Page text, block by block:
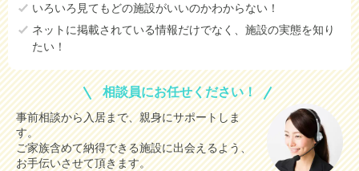
いろいろ見てもどの施設がいいのかわからない！
ネットに掲載されている情報だけでなく、施設の実態を知り
たい！
相談員にお任せください！
事前相談から入居まで、親身にサポートしま
す。
ご家族含めて納得できる施設に出会えるよう、
お手伝いさせて頂きます。